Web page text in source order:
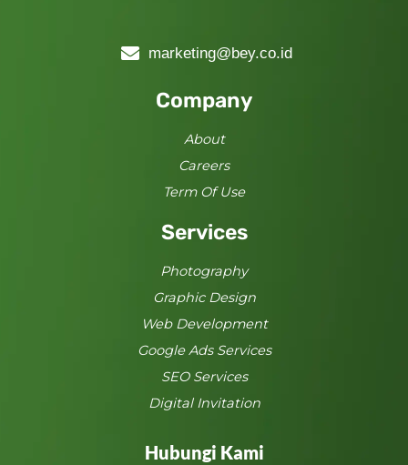
marketing@bey.co.id
Company
About
Careers
Term Of Use
Services
Photography
Graphic Design
Web Development
Google Ads Services
SEO Services
Digital Invitation
Hubungi Kami